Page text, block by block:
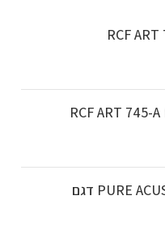
ערכת קריוקי PURE ACUSTICS דגם